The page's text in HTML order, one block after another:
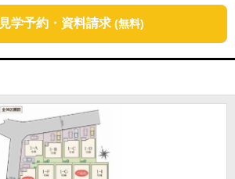
見学予約・資料請求 (無料)